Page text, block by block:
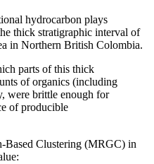
hydrocarbon plays
thick stratigraphic interval of
in Northern British Colombia.
parts of this thick
of organics (including
were brittle enough for
of producible
Clustering (MRGC) in